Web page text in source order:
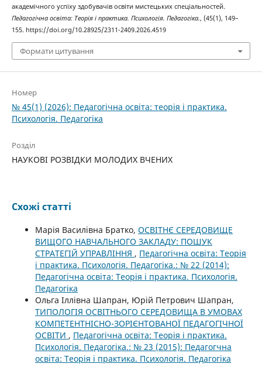
академічного успіху здобувачів освіти мистецьких спеціальностей.
Педагогічна освіта: Теорія і практика. Психологія. Педагогіка., (45(1), 149–
155. https://doi.org/10.28925/2311-2409.2026.4519
Формати цитування
Номер
№ 45(1) (2026): Педагогічна освіта: теорія і практика.
Психологія. Педагогіка
Розділ
НАУКОВІ РОЗВІДКИ МОЛОДИХ ВЧЕНИХ
Схожі статті
Марія Василівна Братко, ОСВІТНЄ СЕРЕДОВИЩЕ
ВИЩОГО НАВЧАЛЬНОГО ЗАКЛАДУ: ПОШУК
СТРАТЕГІЙ УПРАВЛІННЯ , Педагогічна освіта: Теорія
і практика. Психологія. Педагогіка.: № 22 (2014):
Педагогічна освіта: Теорія і практика. Психологія.
Педагогіка
Ольга Іллівна Шапран, Юрій Петрович Шапран,
ТИПОЛОГІЯ ОСВІТНЬОГО СЕРЕДОВИЩА В УМОВАХ
КОМПЕТЕНТНІСНО-ЗОРІЄНТОВАНОЇ ПЕДАГОГІЧНОЇ
ОСВІТИ , Педагогічна освіта: Теорія і практика.
Психологія. Педагогіка.: № 23 (2015): Педагогчна
освіта: Теорія і практика. Психологія. Педагогіка